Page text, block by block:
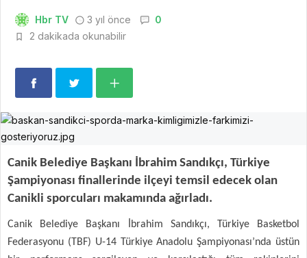
Hbr TV 3 yıl önce
0
2 dakikada okunabilir
Canik Belediye Başkanı İbrahim Sandıkçı, Türkiye
Şampiyonası finallerinde ilçeyi temsil edecek olan
Canikli sporcuları makamında ağırladı.
Canik Belediye Başkanı İbrahim Sandıkçı, Türkiye Basketbol
Federasyonu (TBF) U-14 Türkiye Anadolu Şampiyonası’nda üstün